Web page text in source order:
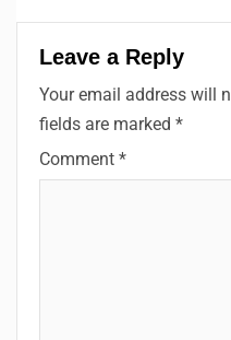
Leave a Reply
Your email address will
fields are marked *
Comment *